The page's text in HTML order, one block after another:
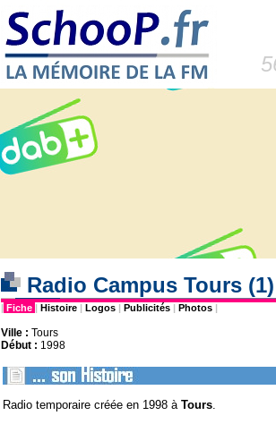
Radio Campus Tours (1)
| Fiche | Histoire | Logos | Publicités | Photos |
Ville : Tours
Début : 1998
Radio temporaire créée en 1998 à Tours.